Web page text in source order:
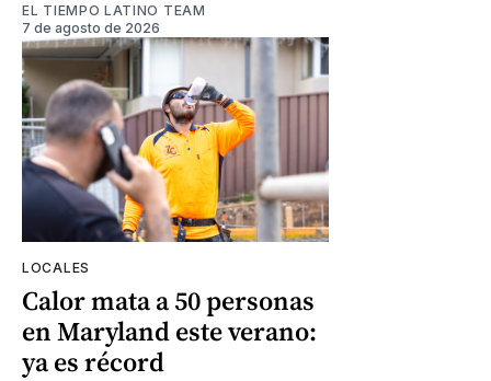
EL TIEMPO LATINO TEAM
7 de agosto de 2026
LOCALES
Calor mata a 50 personas
en Maryland este verano:
ya es récord